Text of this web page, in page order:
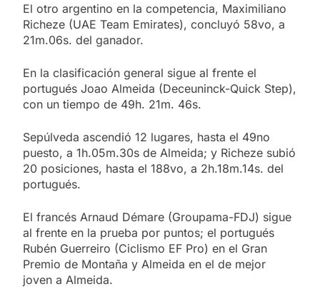
El otro argentino en la competencia, Maximiliano
Richeze (UAE Team Emirates), concluyó 58vo, a
21m.06s. del ganador.
En la clasificación general sigue al frente el
portugués Joao Almeida (Deceuninck-Quick Step),
con un tiempo de 49h. 21m. 46s.
Sepúlveda ascendió 12 lugares, hasta el 49no
puesto, a 1h.05m.30s de Almeida; y Richeze subió
20 posiciones, hasta el 188vo, a 2h.18m.14s. del
portugués.
El francés Arnaud Démare (Groupama-FDJ) sigue
al frente en la prueba por puntos; el portugués
Rubén Guerreiro (Ciclismo EF Pro) en el Gran
Premio de Montaña y Almeida en el de mejor
joven a Almeida.